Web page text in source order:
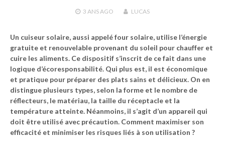
3 ANSAGO LUCAS
Un cuiseur solaire, aussi appelé four solaire, utilise l’énergie
gratuite et renouvelable provenant du soleil pour chauffer et
cuire les aliments. Ce dispositif s’inscrit de ce fait dans une
logique d’écoresponsabilité. Qui plus est, il est économique
et pratique pour préparer des plats sains et délicieux. On en
distingue plusieurs types, selon la forme et le nombre de
réflecteurs, le matériau, la taille du réceptacle et la
température atteinte. Néanmoins, il s’agit d’un appareil qui
doit être utilisé avec précaution. Comment maximiser son
efficacité et minimiser les risques liés à son utilisation ?